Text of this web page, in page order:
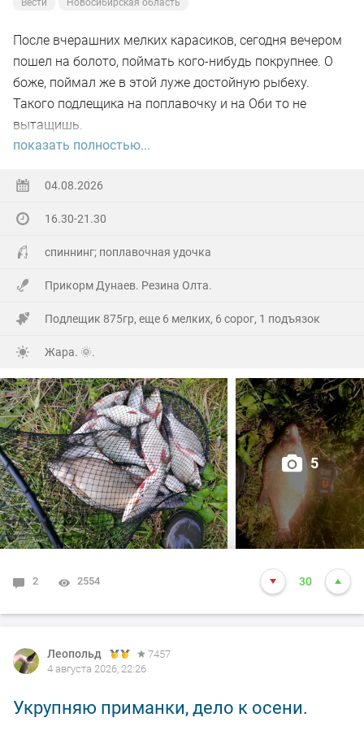
Вести Новосибирская область
После вчерашних мелких карасиков, сегодня вечером
пошел на болото, поймать кого-нибудь покрупнее. О
боже, поймал же в этой луже достойную рыбеху.
Такого подлещика на поплавочку и на Оби то не
вытащишь.
поймал.
На заказе еще покидал спиннинг. Поймал 8 наников.
Отпустил, и пошел домой.
показать полностью...
04.08.2026
16.30-21.30
спиннинг; поплавочная удочка
Прикорм Дунаев. Резина Олта.
Подлещик 875гр, еще 6 мелких, 6 сорог, 1 подъязок
Жара. 🌞.
5
2 2554 30
Леопольд
7457
4 августа 2026, 22:26
Укрупняю приманки, дело к осени.